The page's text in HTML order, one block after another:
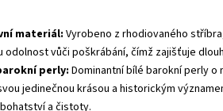
materiál: Vyrobeno z rhodiovaného
odolnost vůči poškrábání, čímž zajišťuje
perly: Dominantní bílé barokní perly o
jedinečnou krásou a historickým
a čistoty.